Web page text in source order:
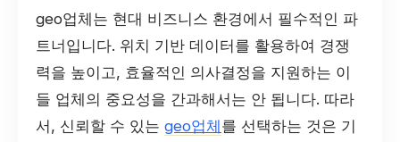
geo업체는 현대 비즈니스 환경에서 필수적인 파
트너입니다. 위치 기반 데이터를 활용하여 경쟁
력을 높이고, 효율적인 의사결정을 지원하는 이
들 업체의 중요성을 간과해서는 안 됩니다. 따라
서, 신뢰할 수 있는 geo업체를 선택하는 것은 기